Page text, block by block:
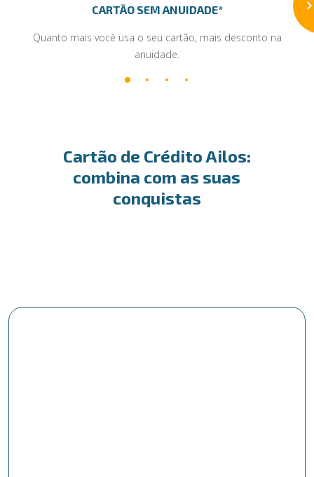
CARTÃO SEM ANUIDADE*
Quanto mais você usa o seu cartão, mais desconto na
anuidade.
Cartão de Crédito Ailos:
combina com as suas
conquistas